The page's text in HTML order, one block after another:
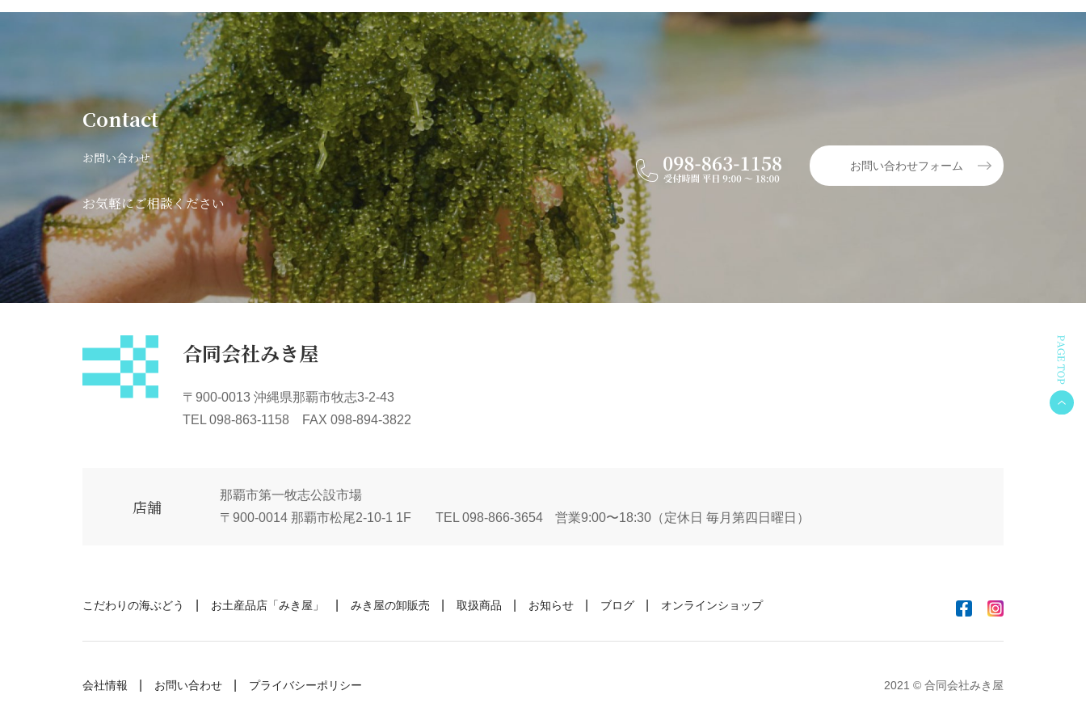
Contact
お問い合わせ
お気軽にご相談ください
お問い合わせフォーム
合同会社みき屋
〒900-0013 沖縄県那覇市牧志3-2-43
TEL 098-863-1158 FAX 098-894-3822
店舗
那覇市第一牧志公設市場
〒900-0014 那覇市松尾2-10-1 1F
TEL 098-866-3654 営業9:00〜18:30（定休日 毎月第四日曜日）
こだわりの海ぶどう お土産品店「みき屋」 みき屋の卸販売 取扱商品 お知らせ ブログ オンラインショップ
会社情報 お問い合わせ プライバシーポリシー 2021 © 合同会社みき屋